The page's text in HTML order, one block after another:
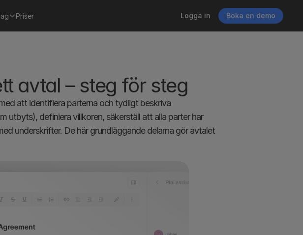
Priser Logga in Boka en demo
avtal – steg för steg
att identifiera parterna och tydligt beskriva
utbyts), definiera villkoren, säkerställ att alla parter har
underskrifter. De här grundläggande delarna gör avtalet